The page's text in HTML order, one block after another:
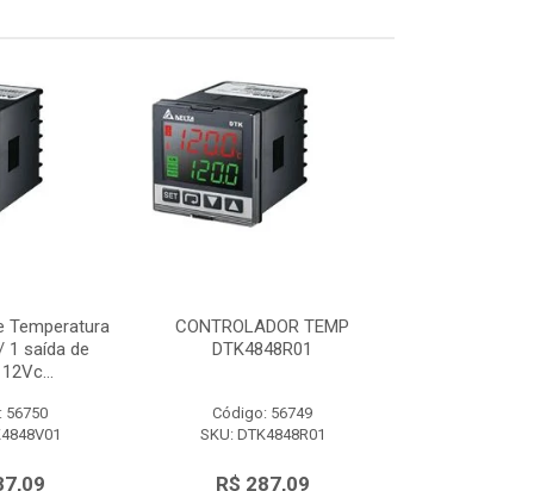
Temperatura
1 saída de
56750
CONTROLADOR TEMP
DTK4848R01
Código: 56749
SKU: DTK4848R01
R$ 287,09